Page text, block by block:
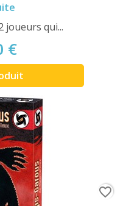
joueurs qui...
€
favorite_border